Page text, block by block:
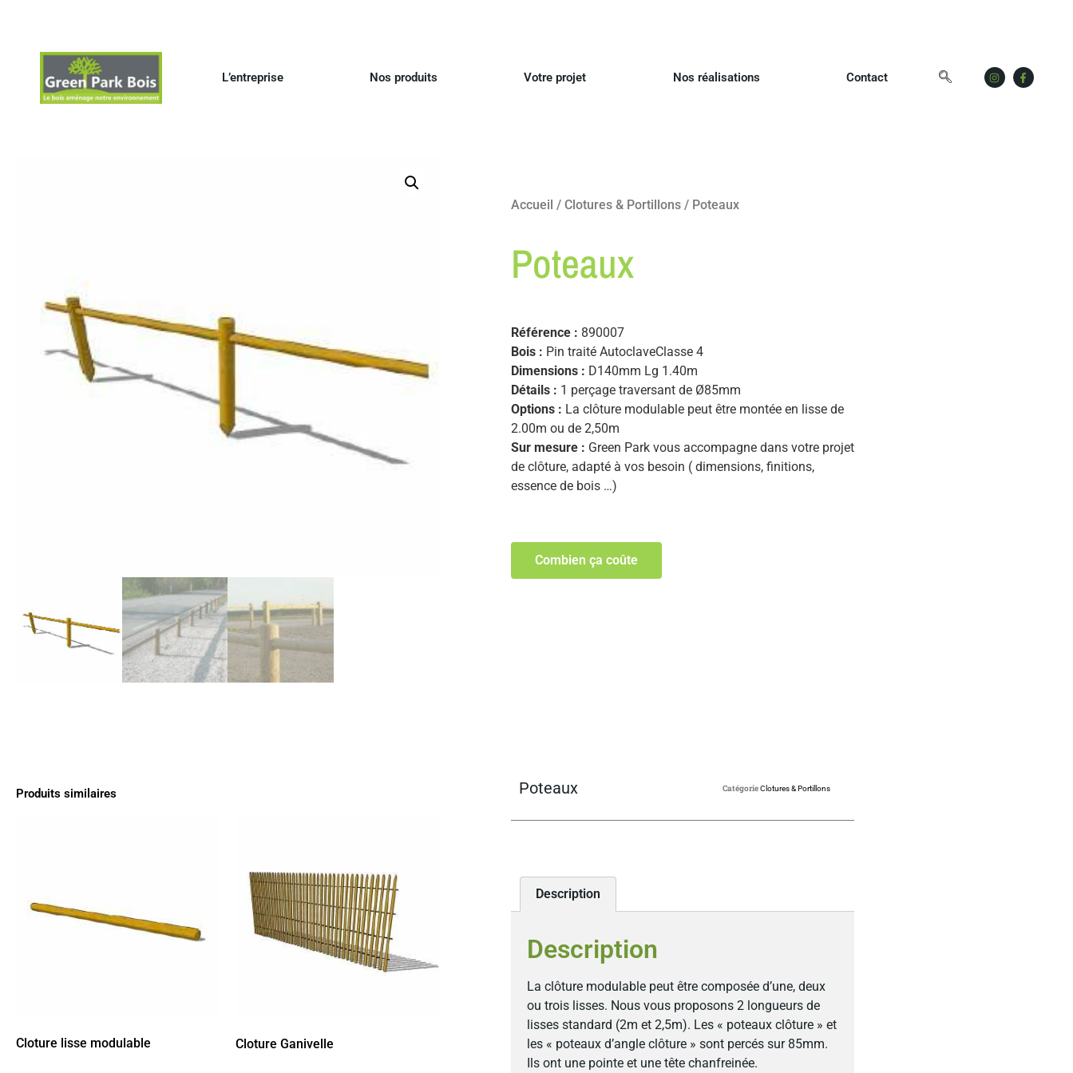
L’entreprise Nos produits Votre projet Nos réalisations Contact
Accueil / Clotures & Portillons / Poteaux
Poteaux
Référence : 890007
Bois : Pin traité AutoclaveClasse 4
Dimensions : D140mm Lg 1.40m
Détails : 1 perçage traversant de Ø85mm
Options : La clôture modulable peut être montée en lisse de
2.00m ou de 2,50m
Sur mesure : Green Park vous accompagne dans votre projet
de clôture, adapté à vos besoin ( dimensions, finitions,
essence de bois …)
Combien ça coûte
Produits similaires
Cloture lisse modulable Cloture Ganivelle
Poteaux CatégorieClotures & Portillons
Description
Description
La clôture modulable peut être composée d’une, deux
ou trois lisses. Nous vous proposons 2 longueurs de
lisses standard (2m et 2,5m). Les « poteaux clôture » et
les « poteaux d’angle clôture » sont percés sur 85mm.
Ils ont une pointe et une tête chanfreinée.